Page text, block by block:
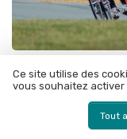
Optimisez votre
lunettes de sport
Ce site utilise des
vous souhaitez activer
Tout